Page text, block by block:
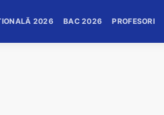
2026 BAC 2026 PROFESORI